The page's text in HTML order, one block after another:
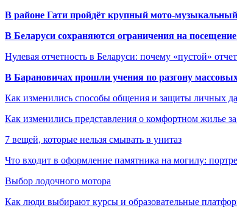
В районе Гати пройдёт крупный мото-
В Беларуси сохраняются ограничения на
Нулевая отчетность в Беларуси: почему «пустой»
В Барановичах прошли учения по разгону
Как изменились способы общения и защиты личных
Как изменились представления о комфортном жилье за
7 вещей, которые нельзя смывать в унитаз
Что входит в оформление памятника на могилу:
Выбор лодочного мотора
Как люди выбирают курсы и образовательные